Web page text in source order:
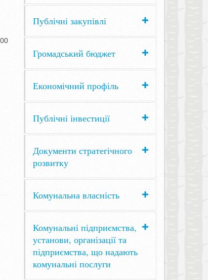
Публічні закупівлі
Громадський бюджет
Економічний профіль
Публічні інвестиції
Документи стратегічного
розвитку
Комунальна власність
Комунальні підприємства,
установи, організації та
підприємства, що надають
комунальні послуги